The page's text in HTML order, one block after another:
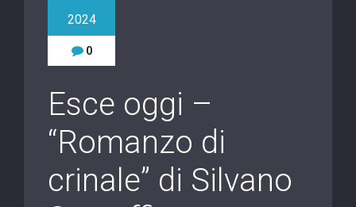
2024
0
Esce oggi –
“Romanzo di
crinale” di Silvano